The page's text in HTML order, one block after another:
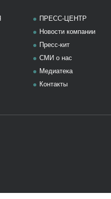
ПРЕСС-ЦЕНТР
Новости компании
Пресс-кит
СМИ о нас
Медиатека
Контакты